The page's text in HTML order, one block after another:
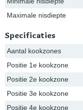
Maximale nisdiepte
Specificaties
Aantal kookzones
Positie 1e kookzone
Positie 2e kookzone
Positie 3e kookzone
Positie 4e kookzone